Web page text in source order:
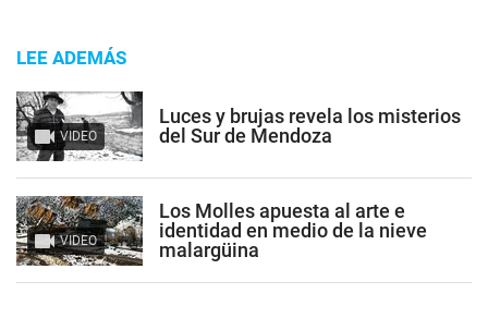
LEE ADEMÁS
VIDEO
Luces y brujas revela los misterios
del Sur de Mendoza
VIDEO
Los Molles apuesta al arte e
identidad en medio de la nieve
malargüina